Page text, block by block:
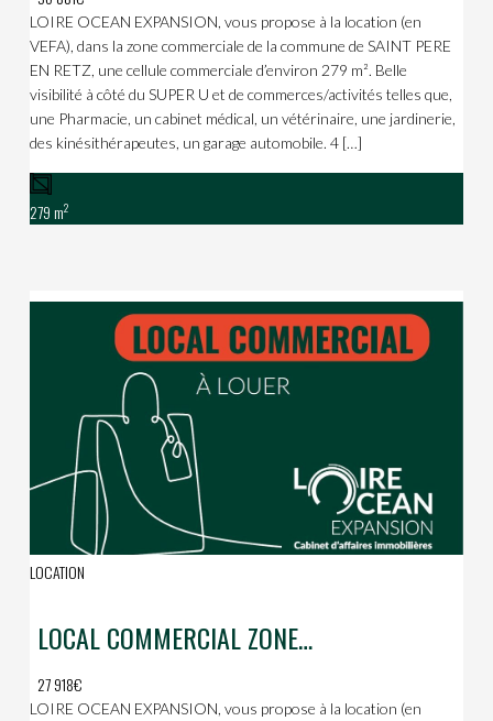
LOIRE OCEAN EXPANSION, vous propose à la location (en
VEFA), dans la zone commerciale de la commune de SAINT PERE
EN RETZ, une cellule commerciale d’environ 279 m². Belle
visibilité à côté du SUPER U et de commerces/activités telles que,
une Pharmacie, un cabinet médical, un vétérinaire, une jardinerie,
des kinésithérapeutes, un garage automobile. 4 […]
279 m2
LOCATION
LOCAL COMMERCIAL ZONE COMMERCIALE DE L’ILLIADE A ST PERE EN RETZ
27 918€
LOIRE OCEAN EXPANSION, vous propose à la location (en